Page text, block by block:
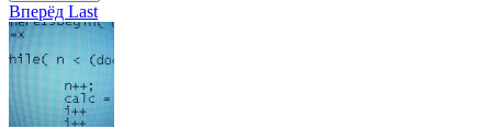
Вперёд Last